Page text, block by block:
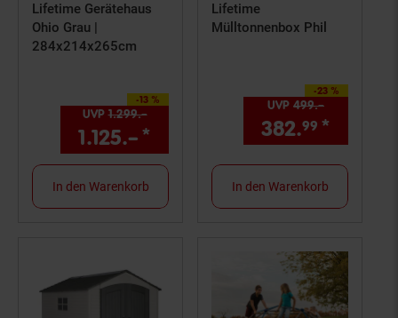
Lifetime Gerätehaus
Ohio Grau |
284x214x265cm
-13 %
Sie Sparen 13 Prozent,
UVP1.299.–UVP : 1299,–€
1.125.–* Aktueller Preis: 1125,–€
In den Warenkorb
Lifetime
Mülltonnenbox Phil
-23 %
Sie Sparen 23 Prozent,
UVP 499.–
382.99 *
In den Warenkorb